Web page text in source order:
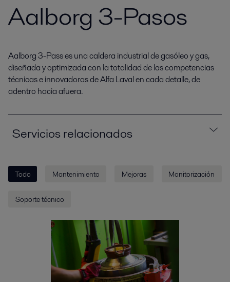
Aalborg 3-Pasos
Aalborg 3-Pass es una caldera industrial de gasóleo y gas,
diseñada y optimizada con la totalidad de las competencias
técnicas e innovadoras de Alfa Laval en cada detalle, de
adentro hacia afuera.
Servicios relacionados
Todo Mantenimiento Mejoras Monitorización
Soporte técnico